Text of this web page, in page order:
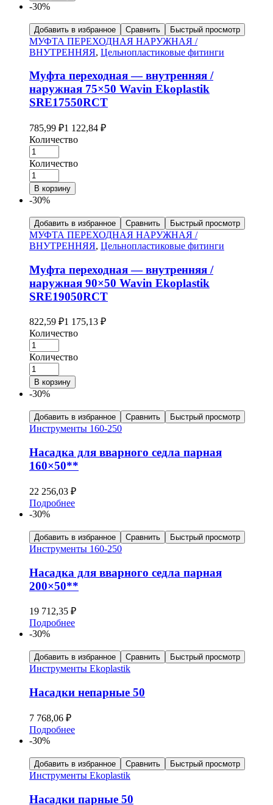
-30%
Добавить в избранное Сравнить Быстрый просмотр
МУФТА ПЕРЕХОДНАЯ НАРУЖНАЯ /
ВНУТРЕННЯЯ, Цельнопластиковые фитинги
Муфта переходная — внутренняя /
наружная 75×50 Wavin Ekoplastik
SRE17550RCT
785,99 ₽1 122,84 ₽
Количество
Количество
В корзину
-30%
Добавить в избранное Сравнить Быстрый просмотр
МУФТА ПЕРЕХОДНАЯ НАРУЖНАЯ /
ВНУТРЕННЯЯ, Цельнопластиковые фитинги
Муфта переходная — внутренняя /
наружная 90×50 Wavin Ekoplastik
SRE19050RCT
822,59 ₽1 175,13 ₽
Количество
Количество
В корзину
-30%
Добавить в избранное Сравнить Быстрый просмотр
Инструменты 160-250
Насадка для вварного седла парная
160×50**
22 256,03 ₽
Подробнее
-30%
Добавить в избранное Сравнить Быстрый просмотр
Инструменты 160-250
Насадка для вварного седла парная
200×50**
19 712,35 ₽
Подробнее
-30%
Добавить в избранное Сравнить Быстрый просмотр
Инструменты Ekoplastik
Насадки непарные 50
7 768,06 ₽
Подробнее
-30%
Добавить в избранное Сравнить Быстрый просмотр
Инструменты Ekoplastik
Насадки парные 50